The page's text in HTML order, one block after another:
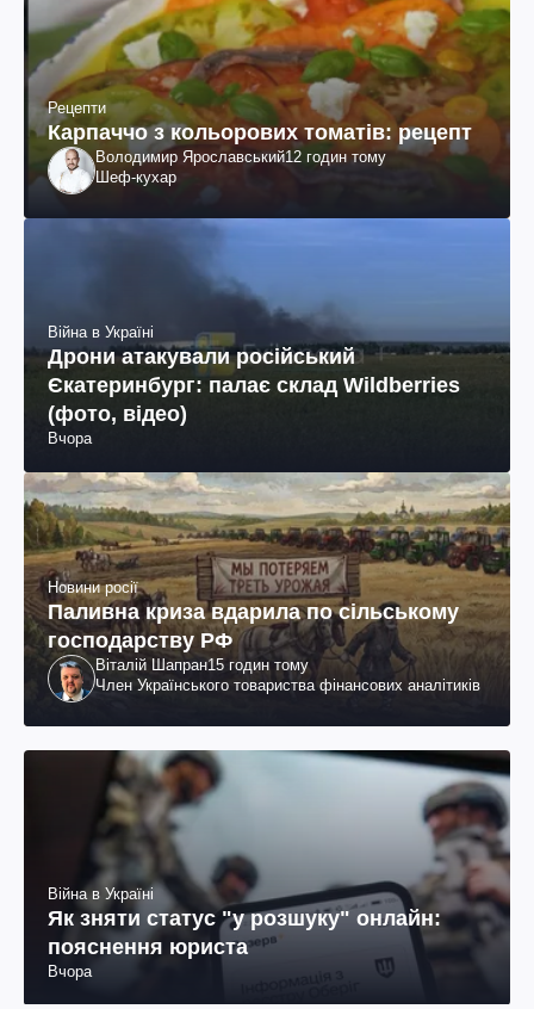
Рецепти
Карпаччо з кольорових томатів: рецепт
Володимир Ярославський12 годин тому
Шеф-кухар
Війна в Україні
Дрони атакували російський
Єкатеринбург: палає склад Wildberries
(фото, відео)
Вчора
Новини росії
Паливна криза вдарила по сільському
господарству РФ
Віталій Шапран15 годин тому
Член Українського товариства фінансових аналітиків
Війна в Україні
Як зняти статус "у розшуку" онлайн:
пояснення юриста
Вчора